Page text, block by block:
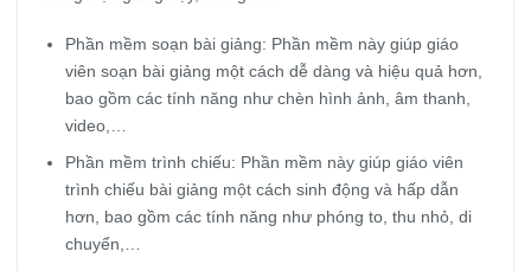
Phần mềm soạn bài giảng: Phần mềm này giúp giáo
viên soạn bài giảng một cách dễ dàng và hiệu quả hơn,
bao gồm các tính năng như chèn hình ảnh, âm thanh,
video,…
Phần mềm trình chiếu: Phần mềm này giúp giáo viên
trình chiếu bài giảng một cách sinh động và hấp dẫn
hơn, bao gồm các tính năng như phóng to, thu nhỏ, di
chuyển,…